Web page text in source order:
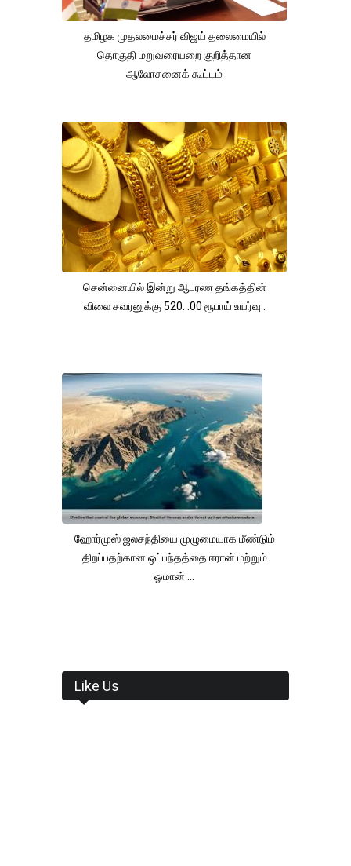
தமிழக முதலமைச்சர் விஜய் தலைமையில்
தொகுதி மறுவரையறை குறித்தான
ஆலோசனைக் கூட்டம்
சென்னையில் இன்று ஆபரண தங்கத்தின்
விலை சவரனுக்கு 520. .00 ரூபாய் உயர்வு .
ஹோர்முஸ் ஜலசந்தியை முழுமையாக மீண்டும்
திறப்பதற்கான ஒப்பந்தத்தை ஈரான் மற்றும்
ஓமான் ...
Like Us